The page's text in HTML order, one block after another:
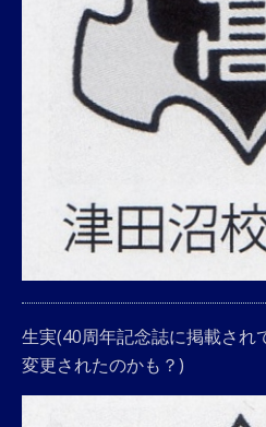
生実(40周年記念誌に掲載され
変更されたのかも？)